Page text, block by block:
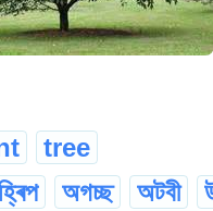
tree
অগচ্ছ অটবী